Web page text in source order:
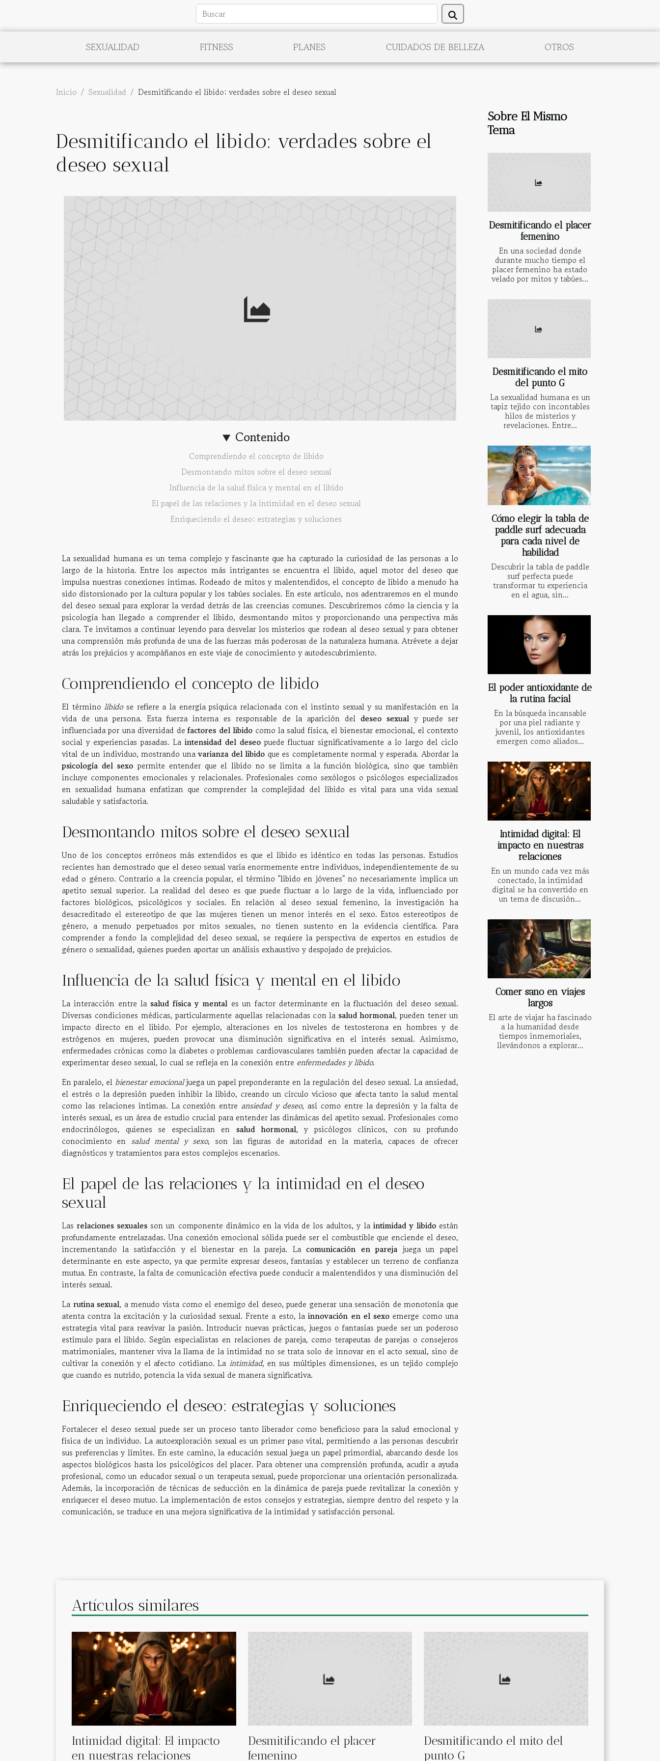
SEXUALIDAD FITNESS PLANES CUIDADOS DE BELLEZA OTROS
Inicio Sexualidad Desmitificando el libido: verdades sobre el deseo sexual
Desmitificando el libido: verdades sobre el
deseo sexual
Contenido
Comprendiendo el concepto de libido
Desmontando mitos sobre el deseo sexual
Influencia de la salud física y mental en el libido
El papel de las relaciones y la intimidad en el deseo sexual
Enriqueciendo el deseo: estrategias y soluciones
La sexualidad humana es un tema complejo y fascinante que ha capturado la curiosidad de las personas a lo
largo de la historia. Entre los aspectos más intrigantes se encuentra el libido, aquel motor del deseo que
impulsa nuestras conexiones íntimas. Rodeado de mitos y malentendidos, el concepto de libido a menudo ha
sido distorsionado por la cultura popular y los tabúes sociales. En este artículo, nos adentraremos en el mundo
del deseo sexual para explorar la verdad detrás de las creencias comunes. Descubriremos cómo la ciencia y la
psicología han llegado a comprender el libido, desmontando mitos y proporcionando una perspectiva más
clara. Te invitamos a continuar leyendo para desvelar los misterios que rodean al deseo sexual y para obtener
una comprensión más profunda de una de las fuerzas más poderosas de la naturaleza humana. Atrévete a dejar
atrás los prejuicios y acompáñanos en este viaje de conocimiento y autodescubrimiento.
Comprendiendo el concepto de libido
El términolibidose refiere a la energía psíquica relacionada con el instinto sexual y su manifestación en la
vida de una persona. Esta fuerza interna es responsable de la aparición del deseo sexualy puede ser
influenciada por una diversidad defactores del libido como la salud física, el bienestar emocional, el contexto
social y experiencias pasadas. La intensidad del deseo puede fluctuar significativamente a lo largo del ciclo
vital de un individuo, mostrando unavarianza del libido que es completamente normal y esperada. Abordar la
psicología del sexo permite entender que el libido no se limita a la función biológica, sino que también
incluye componentes emocionales y relacionales. Profesionales como sexólogos o psicólogos especializados
en sexualidad humana enfatizan que comprender la complejidad del libido es vital para una vida sexual
saludable y satisfactoria.
Desmontando mitos sobre el deseo sexual
Uno de los conceptos erróneos más extendidos es que el libido es idéntico en todas las personas. Estudios
recientes han demostrado que el deseo sexual varía enormemente entre individuos, independientemente de su
edad o género. Contrario a la creencia popular, el término "libido en jóvenes" no necesariamente implica un
apetito sexual superior. La realidad del deseo es que puede fluctuar a lo largo de la vida, influenciado por
factores biológicos, psicológicos y sociales. En relación al deseo sexual femenino, la investigación ha
desacreditado el estereotipo de que las mujeres tienen un menor interés en el sexo. Estos estereotipos de
género, a menudo perpetuados por mitos sexuales, no tienen sustento en la evidencia científica. Para
comprender a fondo la complejidad del deseo sexual, se requiere la perspectiva de expertos en estudios de
género o sexualidad, quienes pueden aportar un análisis exhaustivo y despojado de prejuicios.
Influencia de la salud física y mental en el libido
La interacción entre lasalud física y mental es un factor determinante en la fluctuación del deseo sexual.
Diversas condiciones médicas, particularmente aquellas relacionadas con lasalud hormonal, pueden tener un
impacto directo en el libido. Por ejemplo, alteraciones en los niveles de testosterona en hombres y de
estrógenos en mujeres, pueden provocar una disminución significativa en el interés sexual. Asimismo,
enfermedades crónicas como la diabetes o problemas cardiovasculares también pueden afectar la capacidad de
experimentar deseo sexual, lo cual se refleja en la conexión entre enfermedades y libido.
En paralelo, el bienestar emocionaljuega un papel preponderante en la regulación del deseo sexual. La ansiedad,
el estrés o la depresión pueden inhibir la libido, creando un círculo vicioso que afecta tanto la salud mental
como las relaciones íntimas. La conexión entre ansiedad y deseo, así como entre la depresión y la falta de
interés sexual, es un área de estudio crucial para entender las dinámicas del apetito sexual. Profesionales como
endocrinólogos, quienes se especializan en salud hormonal, y psicólogos clínicos, con su profundo
conocimiento en salud mental y sexo, son las figuras de autoridad en la materia, capaces de ofrecer
diagnósticos y tratamientos para estos complejos escenarios.
El papel de las relaciones y la intimidad en el deseo
sexual
Las relaciones sexuales son un componente dinámico en la vida de los adultos, y la intimidad y libidoestán
profundamente entrelazadas. Una conexión emocional sólida puede ser el combustible que enciende el deseo,
incrementando la satisfacción y el bienestar en la pareja. La comunicación en pareja juega un papel
determinante en este aspecto, ya que permite expresar deseos, fantasías y establecer un terreno de confianza
mutua. En contraste, la falta de comunicación efectiva puede conducir a malentendidos y una disminución del
interés sexual.
La rutina sexual, a menudo vista como el enemigo del deseo, puede generar una sensación de monotonía que
atenta contra la excitación y la curiosidad sexual. Frente a esto, lainnovación en el sexo emerge como una
estrategia vital para reavivar la pasión. Introducir nuevas prácticas, juegos o fantasías puede ser un poderoso
estímulo para el libido. Según especialistas en relaciones de pareja, como terapeutas de parejas o consejeros
matrimoniales, mantener viva la llama de la intimidad no se trata solo de innovar en el acto sexual, sino de
cultivar la conexión y el afecto cotidiano. La intimidad, en sus múltiples dimensiones, es un tejido complejo
que cuando es nutrido, potencia la vida sexual de manera significativa.
Enriqueciendo el deseo: estrategias y soluciones
Fortalecer el deseo sexual puede ser un proceso tanto liberador como beneficioso para la salud emocional y
física de un individuo. La autoexploración sexual es un primer paso vital, permitiendo a las personas descubrir
sus preferencias y límites. En este camino, la educación sexual juega un papel primordial, abarcando desde los
aspectos biológicos hasta los psicológicos del placer. Para obtener una comprensión profunda, acudir a ayuda
profesional, como un educador sexual o un terapeuta sexual, puede proporcionar una orientación personalizada.
Además, la incorporación de técnicas de seducción en la dinámica de pareja puede revitalizar la conexión y
enriquecer el deseo mutuo. La implementación de estos consejos y estrategias, siempre dentro del respeto y la
comunicación, se traduce en una mejora significativa de la intimidad y satisfacción personal.
Sobre El Mismo
Tema
Desmitificando el placer
femenino
En una sociedad donde
durante mucho tiempo el
placer femenino ha estado
velado por mitos y tabúes...
Desmitificando el mito
del punto G
La sexualidad humana es un
tapiz tejido con incontables
hilos de misterios y
revelaciones. Entre...
Cómo elegir la tabla de
paddle surf adecuada
para cada nivel de
habilidad
Descubrir la tabla de paddle
surf perfecta puede
transformar tu experiencia
en el agua, sin...
El poder antioxidante de
la rutina facial
En la búsqueda incansable
por una piel radiante y
juvenil, los antioxidantes
emergen como aliados...
Intimidad digital: El
impacto en nuestras
relaciones
En un mundo cada vez más
conectado, la intimidad
digital se ha convertido en
un tema de discusión...
Comer sano en viajes
largos
El arte de viajar ha fascinado
a la humanidad desde
tiempos inmemoriales,
llevándonos a explorar...
Artículos similares
Intimidad digital: El impacto
en nuestras relaciones
Desmitificando el placer
femenino
Desmitificando el mito del
punto G